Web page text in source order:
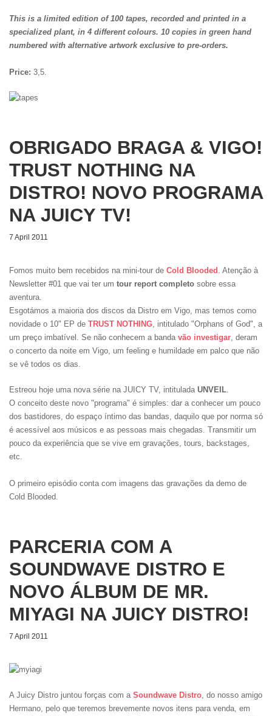
This is a limited edition of 100 tapes, recorded and printed in a
specialized plant, in 4 different colours. 10 copies in green hand
numbered with alternative artwork exclusive to pre-orders.
Price: 3,5.
OBRIGADO BRAGA & VIGO!
TRUST NOTHING NA
DISTRO! NOVO PROGRAMA
NA JUICY TV!
7 April 2011
Fomos muito bem recebidos na mini-tour de Cold Blooded . Atenção à
Newsletter #01 que vai ter um tour report completo sobre essa
aventura.
Esgotámos a maioria dos discos da Distro em Vigo, mas temos como
novidade o 10" EP de TRUST NOTHING, intitulado "Orphans of God", a
um preço imbatível. Se não conhecem a banda vão investigar, deram
o concerto da noite em Vigo, um feeling e humildade em palco que não
se vê todos os dias.
Estreou hoje uma nova série na JUICY TV, intitulada UNVEIL
O conceito deste novo "programa" é simples: dar a conhecer um pouco
dos bastidores, do espaço íntimo das bandas, daquilo que por norma só
é acessível aos músicos e as pessoas mais chegadas. Transmitir um
pouco da experiência que se vive em gravações, tours, backstages,
etc.
O primeiro episódio conta com imagens das gravações da demo de
Cold Blooded.
PARCERIA COM A
SOUNDWAVE DISTRO E
NOVO ÁLBUM DE MR.
MIYAGI NA JUICY DISTRO!
7 April 2011
A Juicy Distro juntou forças com a Soundwave Distro , do nosso amigo
Hermano, pelo que teremos brevemente novos itens para venda, em